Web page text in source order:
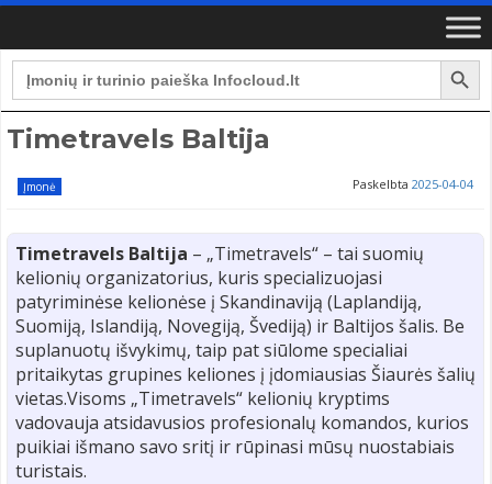
Search
for:
Search Button
Timetravels Baltija
Įmonė Paskelbta 2025-04-04
Timetravels Baltija – „Timetravels“ – tai suomių
kelionių organizatorius, kuris specializuojasi
patyriminėse kelionėse į Skandinaviją (Laplandiją,
Suomiją, Islandiją, Novegiją, Švediją) ir Baltijos šalis. Be
suplanuotų išvykimų, taip pat siūlome specialiai
pritaikytas grupines keliones į įdomiausias Šiaurės šalių
vietas.Visoms „Timetravels“ kelionių kryptims
vadovauja atsidavusios profesionalų komandos, kurios
puikiai išmano savo sritį ir rūpinasi mūsų nuostabiais
turistais.